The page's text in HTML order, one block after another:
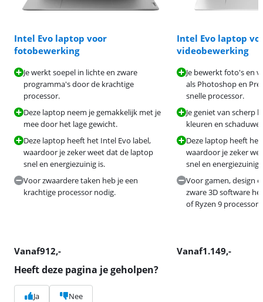
Intel Evo laptop voor
fotobewerking
Je werkt soepel in lichte en zware
programma's door de krachtige
processor.
Deze laptop neem je gemakkelijk met je
mee door het lage gewicht.
Deze laptop heeft het Intel Evo label,
waardoor je zeker weet dat de laptop
snel en energiezuinig is.
Voor zwaardere taken heb je een
krachtige processor nodig.
Vanaf912,-
Intel Evo laptop
videobewerking
Je bewerkt foto's en
als Photoshop en
snelle processor.
Je geniet van scherp
kleuren en
Deze laptop heeft
waardoor je zeker
snel en energiezuinig
Voor gamen, design
zware 3D software
of Ryzen 9 processor
Vanaf1.149,-
Heeft deze pagina je geholpen?
Ja Nee